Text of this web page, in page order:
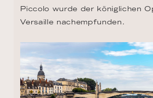
Piccolo wurde der königlichen
Versaille nachempfunden.